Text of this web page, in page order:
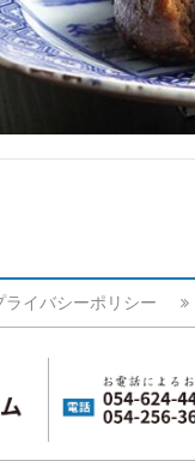
ライバシーポリシー